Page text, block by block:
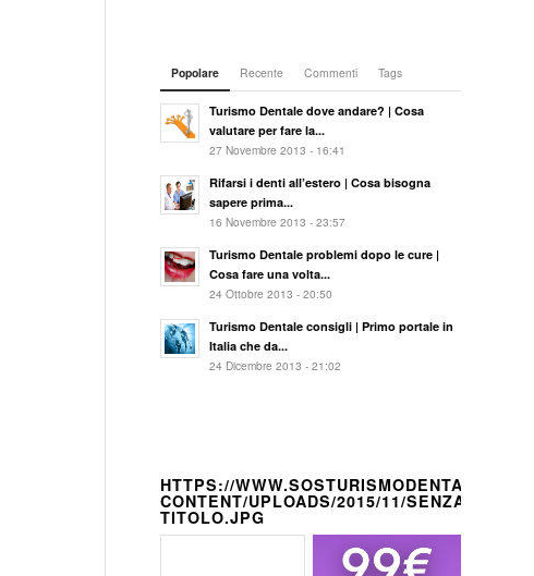
Popolare Recente Commenti Tags
Turismo Dentale dove andare? | Cosa
valutare per fare la...
27 Novembre 2013 - 16:41
Rifarsi i denti all’estero | Cosa bisogna
sapere prima...
16 Novembre 2013 - 23:57
Turismo Dentale problemi dopo le cure |
Cosa fare una volta...
24 Ottobre 2013 - 20:50
Turismo Dentale consigli | Primo portale in
Italia che da...
24 Dicembre 2013 - 21:02
HTTPS://WWW.SOSTURISMODENTALE.IT/
CONTENT/UPLOADS/2015/11/SENZA-
TITOLO.JPG